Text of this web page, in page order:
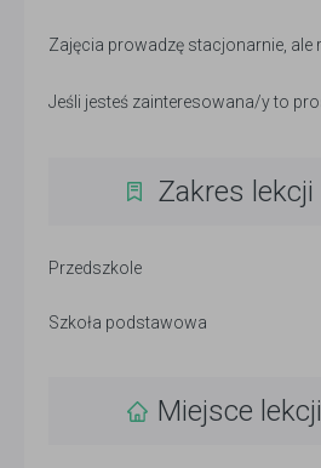
Zajęcia prowadzę stacjonarnie, ale
Jeśli jesteś zainteresowana/y to
Zakres lekcji
Przedszkole
Szkoła podstawowa
Miejsce lekcji